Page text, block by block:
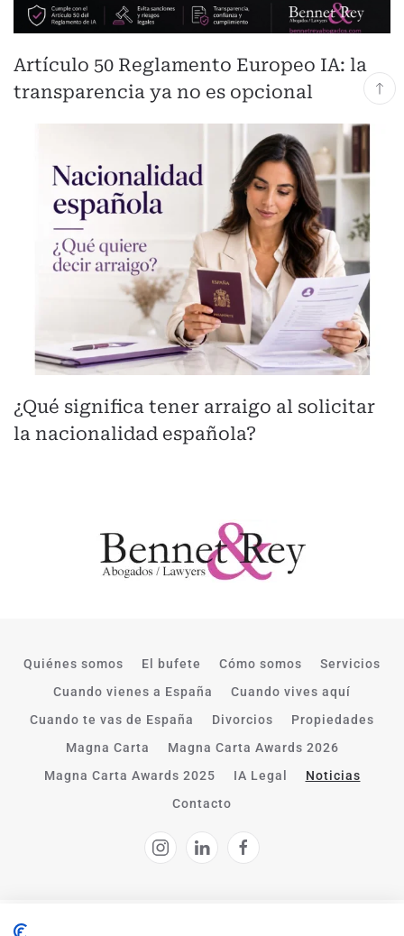
Artículo 50 Reglamento Europeo IA: la
transparencia ya no es opcional
¿Qué significa tener arraigo al solicitar
la nacionalidad española?
Quiénes somos El bufete Cómo somos
Servicios
Cuando vienes a España
Cuando vives aquí
Cuando te vas de España
Divorcios
Propiedades
Magna Carta
Magna Carta Awards 2026
Magna Carta Awards 2025
IA Legal
Noticias
Contacto